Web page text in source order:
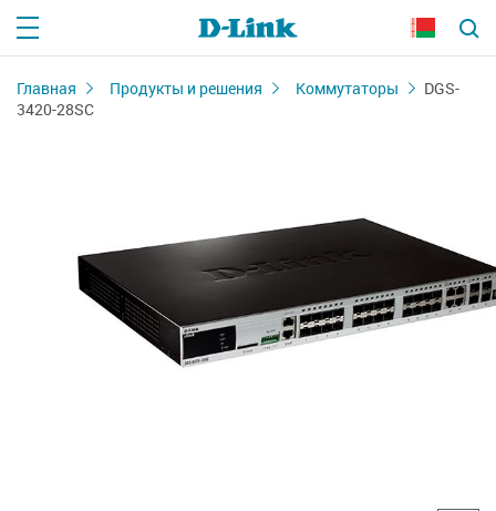
Главная Продукты и решения Коммутаторы
DGS-
3420-28SC